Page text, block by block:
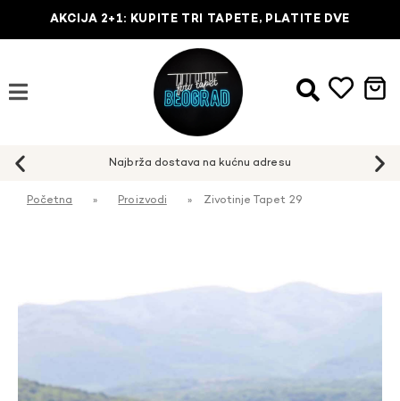
AKCIJA 2+1: KUPITE TRI TAPETE, PLATITE DVE
Najbrža dostava na kućnu adresu
Početna » Proizvodi » Zivotinje Tapet 29